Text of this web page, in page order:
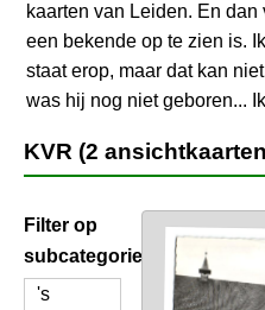
kaarten van Leiden. En
een bekende op te zien is.
staat erop, maar dat kan
was hij nog niet geboren...
KVR (2
Filter op
subcategorie
's